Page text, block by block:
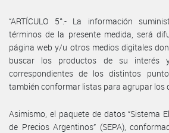
“ARTÍCULO 5°.- La información
términos de la presente medida, será
página web y/u otros medios digitales
buscar los productos de su interés
correspondientes de los distintos
también conformar listas para agrupar los
Asimismo, el paquete de datos “Sistema
de Precios Argentinos” (SEPA),